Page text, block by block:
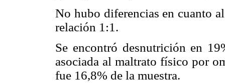
No hubo diferencias en cuanto
relación 1:1.
Se encontró desnutrición en
asociada al maltrato físico por
fue 16,8% de la muestra.